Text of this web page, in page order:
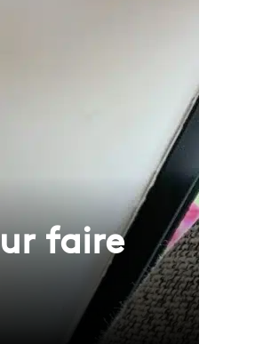
faire